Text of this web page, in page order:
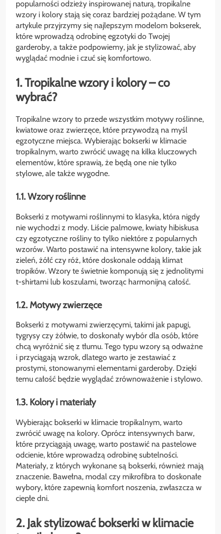
popularności odzieży inspirowanej naturą, tropikalne
wzory i kolory stają się coraz bardziej pożądane. W tym
artykule przyjrzymy się najlepszym modelom bokserek,
które wprowadzą odrobinę egzotyki do Twojej
garderoby, a także podpowiemy, jak je stylizować, aby
wyglądać modnie i czuć się komfortowo.
1. Tropikalne wzory i kolory – co
wybrać?
Tropikalne wzory to przede wszystkim motywy roślinne,
kwiatowe oraz zwierzęce, które przywodzą na myśl
egzotyczne miejsca. Wybierając bokserki w klimacie
tropikalnym, warto zwrócić uwagę na kilka kluczowych
elementów, które sprawią, że będą one nie tylko
stylowe, ale także wygodne.
1.1. Wzory roślinne
Bokserki z motywami roślinnymi to klasyka, która nigdy
nie wychodzi z mody. Liście palmowe, kwiaty hibiskusa
czy egzotyczne rośliny to tylko niektóre z popularnych
wzorów. Warto postawić na intensywne kolory, takie jak
zieleń, żółć czy róż, które doskonale oddają klimat
tropików. Wzory te świetnie komponują się z jednolitymi
t-shirtami lub koszulami, tworząc harmonijną całość.
1.2. Motywy zwierzęce
Bokserki z motywami zwierzęcymi, takimi jak papugi,
tygrysy czy żółwie, to doskonały wybór dla osób, które
chcą wyróżnić się z tłumu. Tego typu wzory są odważne
i przyciągają wzrok, dlatego warto je zestawiać z
prostymi, stonowanymi elementami garderoby. Dzięki
temu całość będzie wyglądać zrównoważenie i stylowo.
1.3. Kolory i materiały
Wybierając bokserki w klimacie tropikalnym, warto
zwrócić uwagę na kolory. Oprócz intensywnych barw,
które przyciągają uwagę, warto postawić na pastelowe
odcienie, które wprowadzą odrobinę subtelności.
Materiały, z których wykonane są bokserki, również mają
znaczenie. Bawełna, modal czy mikrofibra to doskonałe
wybory, które zapewnią komfort noszenia, zwłaszcza w
ciepłe dni.
2. Jak stylizować bokserki w klimacie